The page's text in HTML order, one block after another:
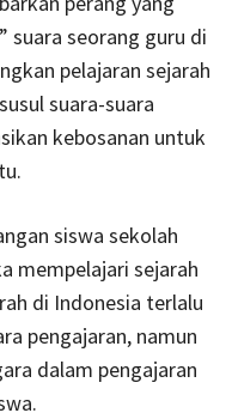
suara seorang guru di
pelajaran sejarah
suara-suara
kebosanan untuk
siswa sekolah
mempelajari sejarah
di Indonesia terlalu
pengajaran, namun
dalam pengajaran